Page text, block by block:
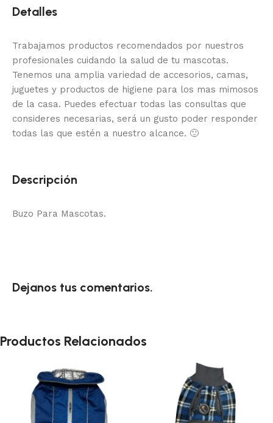
Detalles
Trabajamos productos recomendados por nuestros
profesionales cuidando la salud de tu mascotas.
Tenemos una amplia variedad de accesorios, camas,
juguetes y productos de higiene para los mas mimosos
de la casa. Puedes efectuar todas las consultas que
consideres necesarias, será un gusto poder responder
todas las que estén a nuestro alcance. 🙂
Descripción
Buzo Para Mascotas.
Dejanos tus comentarios.
Productos Relacionados